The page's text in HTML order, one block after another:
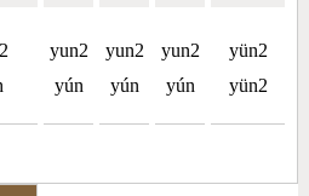
yun2
yún
yun2
yún
yun2
yún
yün2
yün2